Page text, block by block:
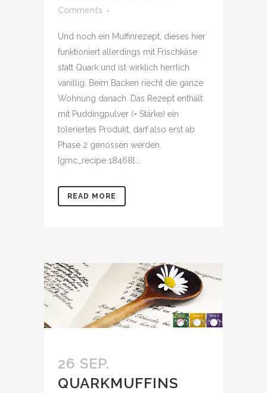
Comments
Und noch ein Muffinrezept, dieses hier
funktioniert allerdings mit Frischkäse
statt Quark und ist wirklich herrlich
vanillig. Beim Backen riecht die ganze
Wohnung danach. Das Rezept enthält
mit Puddingpulver (= Stärke) ein
toleriertes Produkt, darf also erst ab
Phase 2 genossen werden.
[gmc_recipe 18468]...
READ MORE
26 SEP.
QUARKMUFFINS